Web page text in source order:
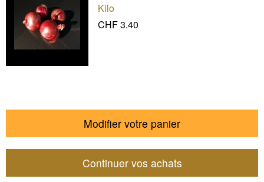
Kilo
CHF 3.40
Modifier votre panier
Continuer vos achats